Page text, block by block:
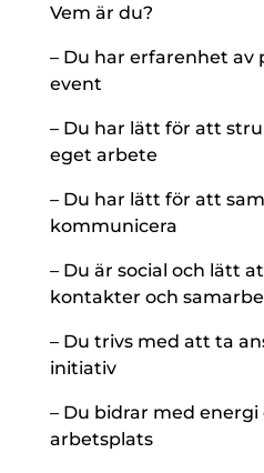
Vem är du?
– Du har erfarenhet
event
– Du har lätt för att
eget arbete
– Du har lätt för att
kommunicera
– Du är social och lätt
kontakter och
– Du trivs med att ta
initiativ
– Du bidrar med
arbetsplats